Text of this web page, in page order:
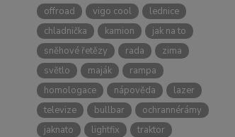
offroad
vigo cool
lednice
chladnička
kamion
jak na to
sněhové řetězy
rada
zima
světlo
maják
rampa
homologace
nápověda
lazer
televize
bullbar
ochrannérámy
jaknato
lightfix
traktor